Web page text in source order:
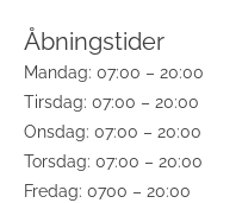
Åbningstider
Mandag: 07:00 – 20:00
Tirsdag: 07:00 – 20:00
Onsdag: 07:00 – 20:00
Torsdag: 07:00 – 20:00
Fredag: 0700 – 20:00